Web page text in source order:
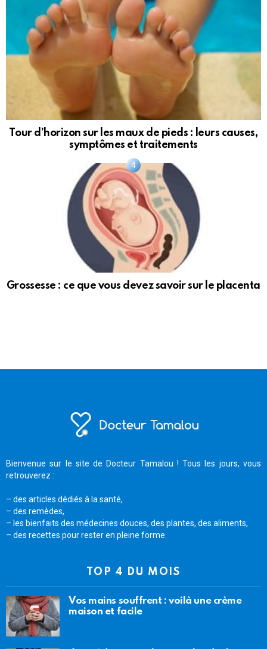
Tour d’horizon sur les maux de pieds : leurs causes,
symptômes et traitements
Grossesse : ce que vous devez savoir sur le placenta
Bienvenue sur le site de Docteur Tamalou ! Tous les jours, vous
retrouverez :
– des articles dédiés à la santé,
– des remèdes,
– les bienfaits des médecines douces, des plantes, des aliments,
– des recettes pour rester en pleine forme.
TOP 4 DU MOIS
Vos mains souffrent : voilà une crème
maison et facile